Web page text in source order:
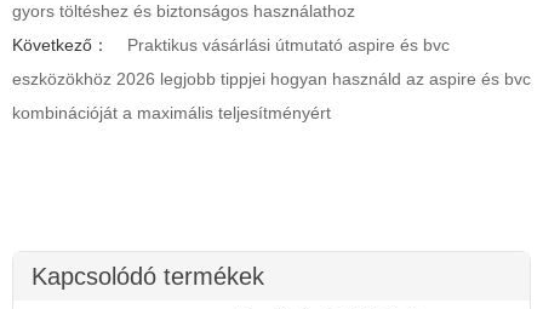
gyors töltéshez és biztonságos használathoz
Következő：
Praktikus vásárlási útmutató aspire és bvc
eszközökhöz 2026 legjobb tippjei hogyan használd az aspire és bvc
kombinációját a maximális teljesítményért
Kapcsolódó termékek